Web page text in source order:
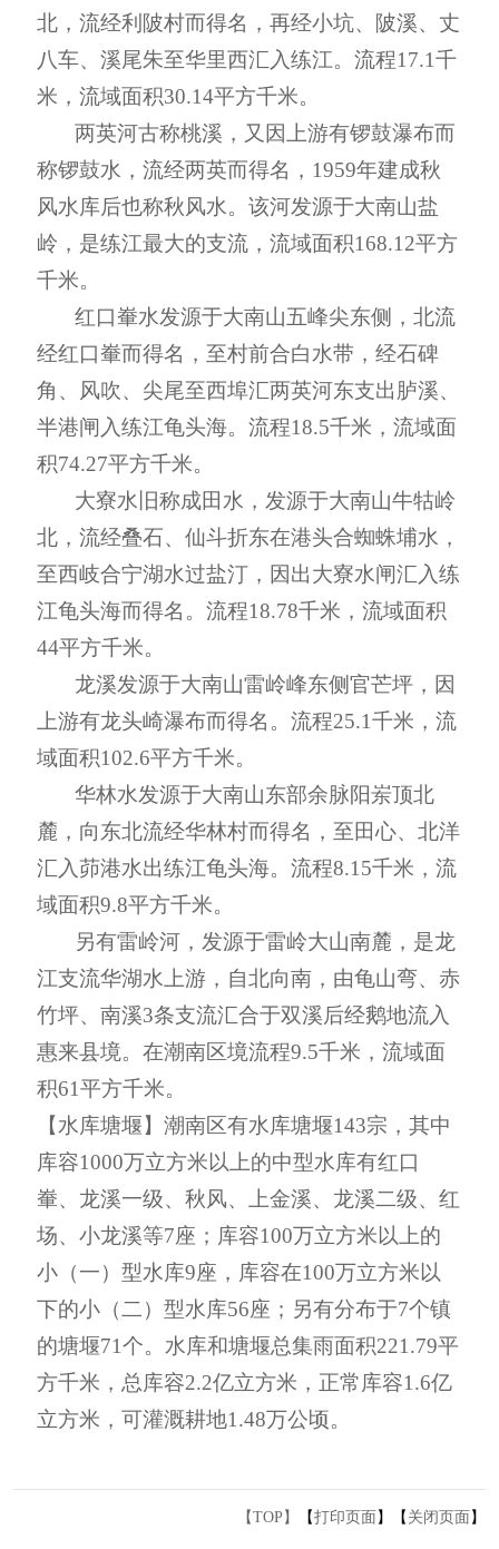
北，流经利陂村而得名 ，再经小坑、陂溪、丈
八车、溪尾朱至华里西汇入练江。流程17.1千
米 ，流域面积30.14平方千米。
两英河古称桃溪，又因上游有锣鼓瀑布而
称锣鼓水，流经两英而得名 ， 1959年建成秋
风水库后也称秋风水。该河发源于大南山盐
岭，是练江最大的支流，流域面积168.1 2平方
千米。
红口輋水发源于大南山五峰尖东侧，北流
经红口輋而得名 ， 至村前合白水带，经石碑
角、风吹、尖尾至西埠汇两英河东支出胪溪、
半港闸入练江龟头海。流程18.5千米 ，流域面
积74.27平方千米。
大寮水 旧称成田水，发源于大南山牛牯岭
北，流经叠石、仙斗折东在港头合蜘蛛埔水，
至西岐合宁湖水过盐汀， 因出大寮水闸汇入练
江龟头海而得名。流程18.78千米 ，流域面积
44平方千米。
龙溪发源于大南山雷岭峰东侧官芒坪，因
上游有龙头崎瀑布而得名。流程25.1千米 ，流
域面积102.6平方千米。
华林水发源于大南山东部余脉阳岽顶北
麓，向东北流经华林村而得名，至田心、北洋
汇入茆港水出练江龟头海。流程8.15千米 ，流
域面积9.8平方千米。
另有雷岭河，发源于雷岭大山南麓，是龙
江支流华湖水上游，自北向南，由龟山弯、赤
竹坪、南溪3条支流汇合于双溪后经鹅地流入
惠来县境。在潮南区境流程9.5千米 ，流域面
积61平方千米。
【水库塘堰】潮南区有水库塘堰143宗，其中
库容1000万立方米以上的中型水库有红口
輋、龙溪一级、秋风、上金溪、龙溪二级、红
场、小龙溪等7座；库容100万立方米以上的
小（一）型水库9座，库容在100万立方米以
下的小（二）型水库56座；另有分布于7个镇
的塘堰71个。水库和塘堰总集雨面积221 .79平
方千米 ，总库容2.2亿立方米，正常库容1 .6亿
立方米，可灌溉耕地1.48万公顷。
【TOP】 【打印页面 】【 关闭页面 】